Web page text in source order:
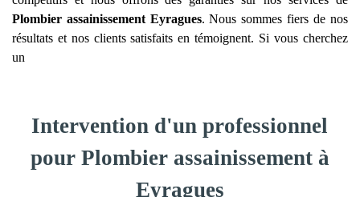
Plombier assainissement Eyragues. Nous sommes fiers de nos
résultats et nos clients satisfaits en témoignent. Si vous cherchez
un
Intervention d'un professionnel
pour Plombier assainissement à
Eyragues